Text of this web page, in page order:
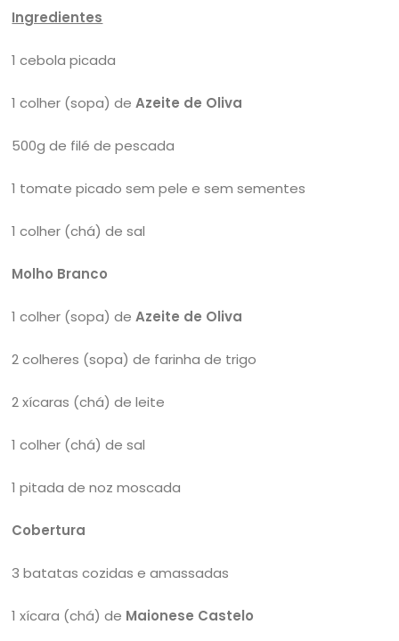
Ingredientes
1 cebola picada
1 colher (sopa) deAzeite de Oliva
500g de filé de pescada
1 tomate picado sem pele e sem sementes
1 colher (chá) de sal
Molho Branco
1 colher (sopa) deAzeite de Oliva
2 colheres (sopa) de farinha de trigo
2 xícaras (chá) de leite
1 colher (chá) de sal
1 pitada de noz moscada
Cobertura
3 batatas cozidas e amassadas
1 xícara (chá) de Maionese Castelo